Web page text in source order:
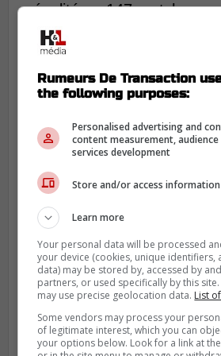
pénalité en 147 matchs.
Il a aussi pris part au
junior 2017, où il a inscrit
Rumeurs De Transaction
the following purposes:
Personalised advertising and
content measurement, audience
services development
Store and/or access
Learn more
Your personal data will be processed
your device (cookies, unique identifiers,
data) may be stored by, accessed by
partners, or used specifically by this
may use precise geolocation data. List
Some vendors may process your
of legitimate interest, which you can
your options below. Look for a link at